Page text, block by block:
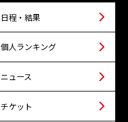
日程・結果
個人ランキング
ニュース
チケット